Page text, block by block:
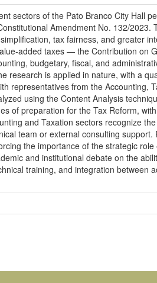
sectors of the Pato Branco City Hall
Amendment No. 132/
tax fairness, and greater
added taxes — the Contribution on
budgetary, fiscal, and
research is applied in nature, with a
representatives from the Accounting,
using the Content Analysis
of preparation for the Tax Reform,
and Taxation sectors recognize
team or external consulting
the importance of the strategic
and institutional debate on the
training, and integration between